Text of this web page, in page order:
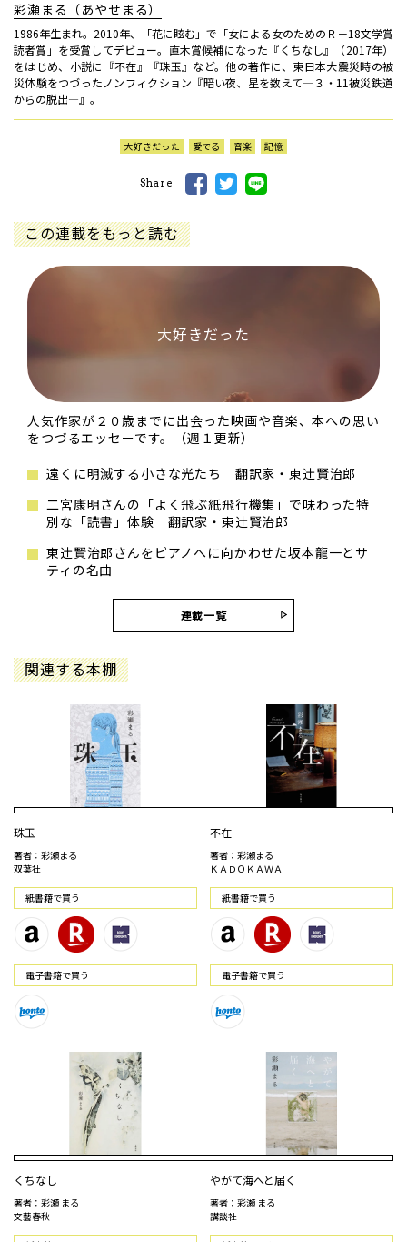
彩瀬まる（あやせまる）
1986年生まれ。2010年、「花に眩む」で「女による女のためのＲ－18文学賞
読者賞」を受賞してデビュー。直木賞候補になった『くちなし』（2017年）
をはじめ、小説に『不在』『珠玉』など。他の著作に、東日本大震災時の被
災体験をつづったノンフィクション『暗い夜、星を数えて―３・11被災鉄道
からの脱出―』。
大好きだった 愛でる 音楽 記憶
Share
この連載をもっと読む
大好きだった
人気作家が２０歳までに出会った映画や音楽、本への思い
をつづるエッセーです。（週１更新）
遠くに明滅する小さな光たち 翻訳家・東辻󠄀賢治郎
二宮康明さんの「よく飛ぶ紙飛行機集」で味わった特
別な「読書」体験 翻訳家・東辻󠄀賢治郎
東辻󠄀賢治郎さんをピアノへに向かわせた坂本龍一とサ
ティの名曲
連載一覧
関連する本棚
珠玉
著者：彩瀬まる
双葉社
紙書籍で買う
電⼦書籍で買う
不在
著者：彩瀬まる
ＫＡＤＯＫＡＷＡ
紙書籍で買う
電⼦書籍で買う
くちなし
著者：彩瀬 まる
文藝春秋
やがて海へと届く
著者：彩瀬 まる
講談社